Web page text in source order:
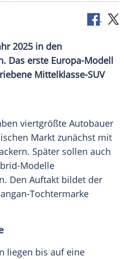
2025 in den
Das erste Europa-Modell
Mittelklasse-SUV
viertgrößte Autobauer
Markt zunächst mit
Später sollen auch
Modelle
Den Auftakt bildet der
Tochtermarke
liegen bis auf eine